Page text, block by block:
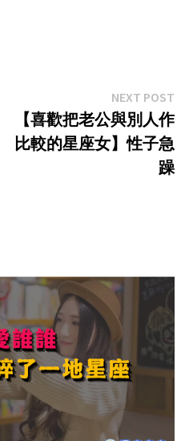
NEXT POST
【喜歡把老公與別人作
比較的星座女】性子急
躁